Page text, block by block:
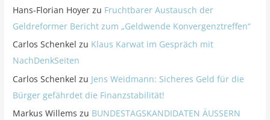
Hans-Florian Hoyer zu Fruchtbarer Austausch der
Geldreformer Bericht zum „Geldwende Konvergenztreffen“
Carlos Schenkel zu Klaus Karwat im Gespräch mit
NachDenkSeiten
Carlos Schenkel zu Jens Weidmann: Sicheres Geld für die
Bürger gefährdet die Finanzstabilität!
Markus Willems zu BUNDESTAGSKANDIDATEN ÄUSSERN